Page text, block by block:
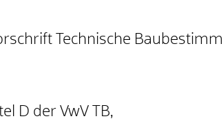
Technische
D der VwV TB,